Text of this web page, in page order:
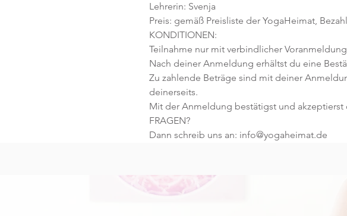
Lehrerin: Svenja
Preis: gemäß Preisliste der YogaHeimat,
KONDITIONEN:
Teilnahme nur mit verbindlicher
Nach deiner Anmeldung erhältst du eine
Zu zahlende Beträge sind mit deiner
deinerseits.
Mit der Anmeldung bestätigst und
FRAGEN?
Dann schreib uns an: info@yogaheimat.de